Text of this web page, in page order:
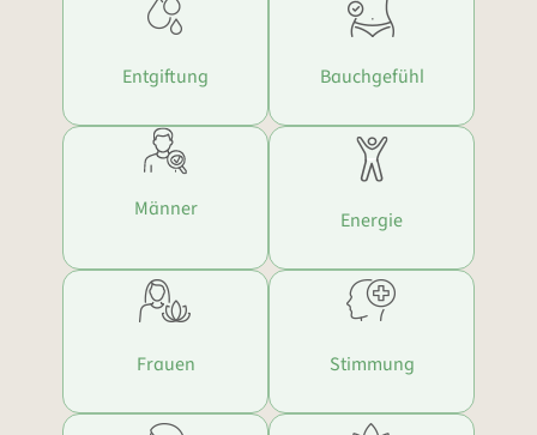
Entgiftung Bauchgefühl
Männer Energie
Frauen Stimmung